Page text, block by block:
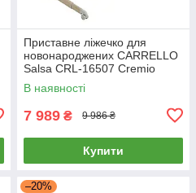
Приставне ліжечко для
новонароджених CARRELLO
Salsa CRL-16507 Cremio
Beige Бежеве
В наявності
7 989 ₴ 9 986 ₴
Купити
–20%